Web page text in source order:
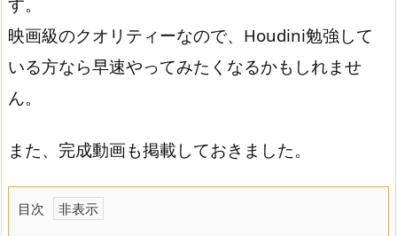
映画級のクオリティーなので、Houdini勉強して
いる方なら早速やってみたくなるかもしれませ
ん。
また、完成動画も掲載しておきました。
目次